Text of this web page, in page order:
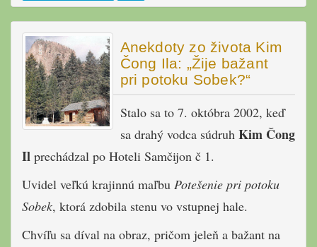
Anekdoty zo života Kim
Čong Ila: „Žije bažant
pri potoku Sobek?“
Stalo sa to 7. októbra 2002, keď
sa drahý vodca súdruh Kim Čong
Il prechádzal po Hoteli Samčijon č 1.
Uvidel veľkú krajinnú maľbu Potešenie pri potoku
Sobek, ktorá zdobila stenu vo vstupnej hale.
Chvíľu sa díval na obraz, pričom jeleň a bažant na